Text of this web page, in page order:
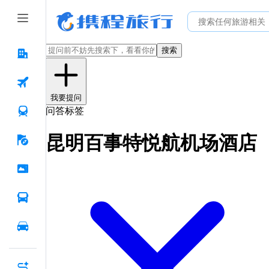
搜索
我要提问
问答标签
昆明百事特悦航机场酒店